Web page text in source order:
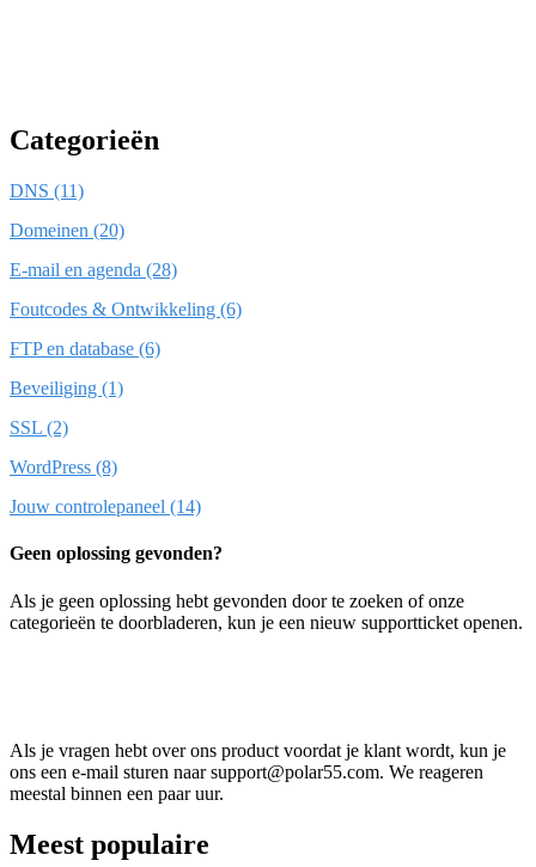
Categorieën
DNS (11)
Domeinen (20)
E-mail en agenda (28)
Foutcodes & Ontwikkeling (6)
FTP en database (6)
Beveiliging (1)
SSL (2)
WordPress (8)
Jouw controlepaneel (14)
Geen oplossing gevonden?
Als je geen oplossing hebt gevonden door te zoeken of onze
categorieën te doorbladeren, kun je een nieuw supportticket openen.
Als je vragen hebt over ons product voordat je klant wordt, kun je
ons een e-mail sturen naar support@polar55.com. We reageren
meestal binnen een paar uur.
Meest populaire